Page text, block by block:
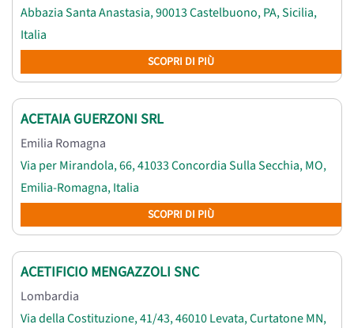
Abbazia Santa Anastasia, 90013 Castelbuono, PA, Sicilia,
Italia
SCOPRI DI PIÙ
ACETAIA GUERZONI SRL
Emilia Romagna
Via per Mirandola, 66, 41033 Concordia Sulla Secchia, MO,
Emilia-Romagna, Italia
SCOPRI DI PIÙ
ACETIFICIO MENGAZZOLI SNC
Lombardia
Via della Costituzione, 41/43, 46010 Levata, Curtatone MN,